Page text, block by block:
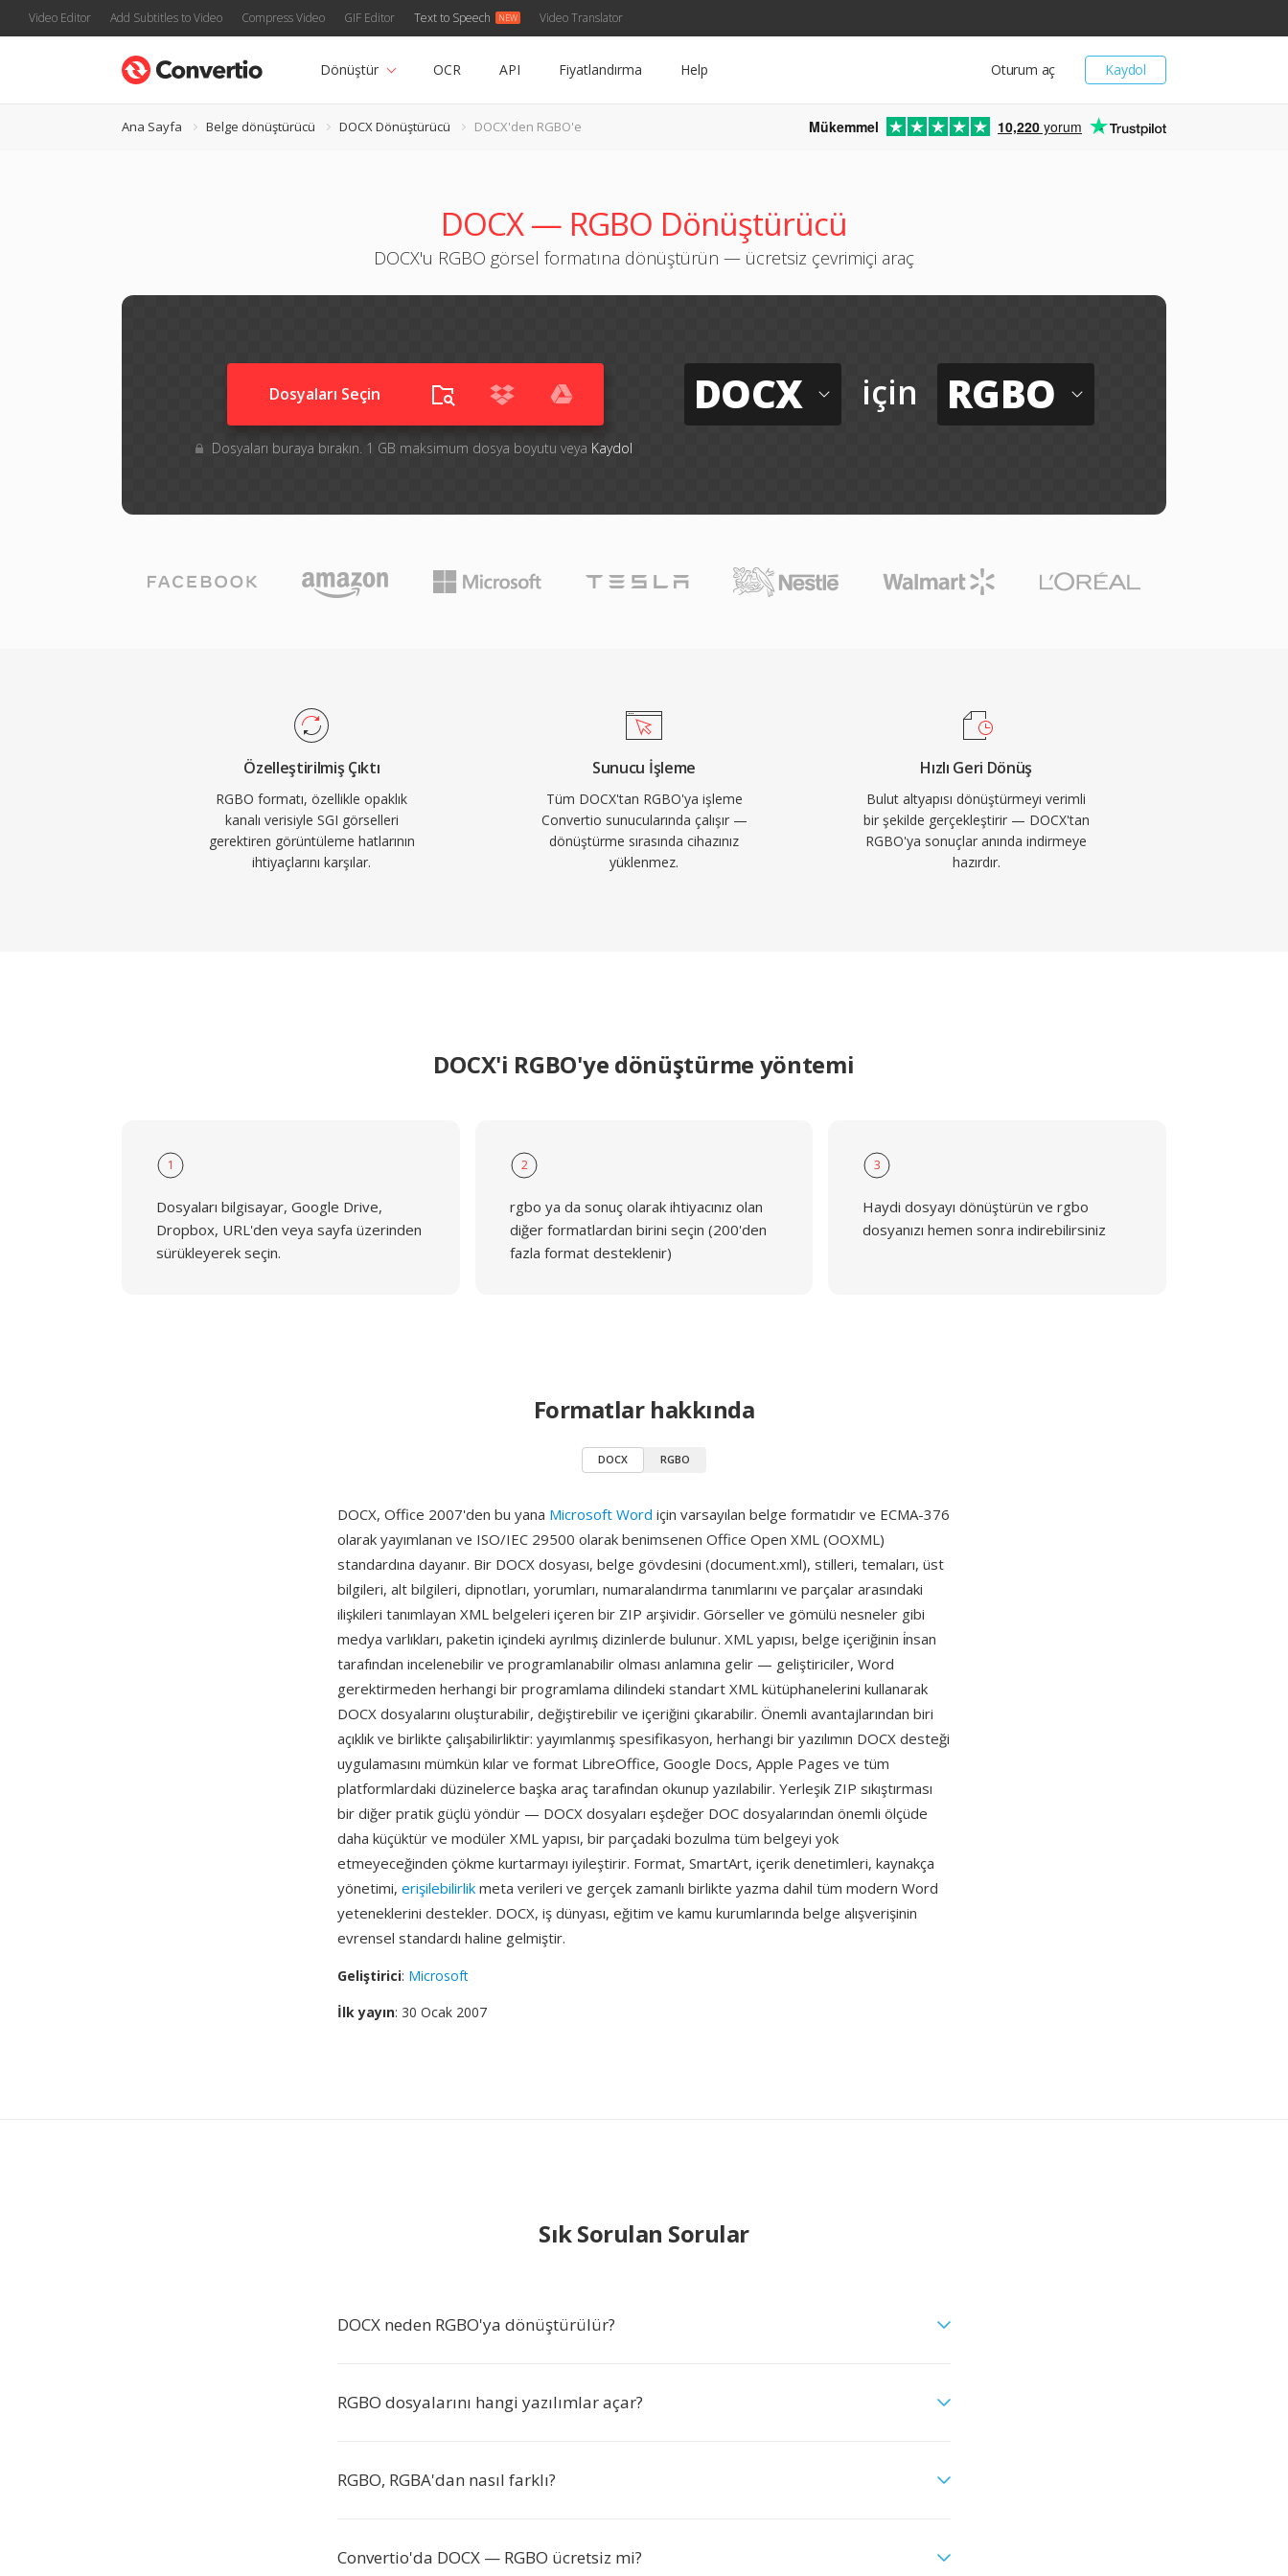
Video Editor Add Subtitles to Video Compress Video GIF Editor Text to Speech Video Translator
Kaydol
Oturum aç
Dönüştür OCR API Fiyatlandırma Help
Ana Sayfa Belge dönüştürücü DOCX Dönüştürücü DOCX'den RGBO'e Mükemmel 10,220 yorum
DOCX — RGBO Dönüştürücü
DOCX'u RGBO görsel formatına dönüştürün — ücretsiz çevrimiçi araç
Dosyaları Seçin
Dosyaları buraya bırakın. 1 GB maksimum dosya boyutu veya Kaydol
DOCX için RGBO
Özelleştirilmiş Çıktı
RGBO formatı, özellikle opaklık
kanalı verisiyle SGI görselleri
gerektiren görüntüleme hatlarının
ihtiyaçlarını karşılar.
Sunucu İşleme
Tüm DOCX'tan RGBO'ya işleme
Convertio sunucularında çalışır —
dönüştürme sırasında cihazınız
yüklenmez.
Hızlı Geri Dönüş
Bulut altyapısı dönüştürmeyi verimli
bir şekilde gerçekleştirir — DOCX'tan
RGBO'ya sonuçlar anında indirmeye
hazırdır.
DOCX'i RGBO'ye dönüştürme yöntemi
1
Dosyaları bilgisayar, Google Drive,
Dropbox, URL'den veya sayfa üzerinden
sürükleyerek seçin.
2
rgbo ya da sonuç olarak ihtiyacınız olan
diğer formatlardan birini seçin (200'den
fazla format desteklenir)
3
Haydi dosyayı dönüştürün ve rgbo
dosyanızı hemen sonra indirebilirsiniz
Formatlar hakkında
DOCX RGBO
DOCX, Office 2007'den bu yana Microsoft Word için varsayılan belge formatıdır ve ECMA-376
olarak yayımlanan ve ISO/IEC 29500 olarak benimsenen Office Open XML (OOXML)
standardına dayanır. Bir DOCX dosyası, belge gövdesini (document.xml), stilleri, temaları, üst
bilgileri, alt bilgileri, dipnotları, yorumları, numaralandırma tanımlarını ve parçalar arasındaki
ilişkileri tanımlayan XML belgeleri içeren bir ZIP arşividir. Görseller ve gömülü nesneler gibi
medya varlıkları, paketin içindeki ayrılmış dizinlerde bulunur. XML yapısı, belge içeriğinin i̇nsan
tarafından incelenebilir ve programlanabilir olması anlamına gelir — geliştiriciler, Word
gerektirmeden herhangi bir programlama dilindeki standart XML kütüphanelerini kullanarak
DOCX dosyalarını oluşturabilir, değiştirebilir ve içeriğini çıkarabilir. Önemli avantajlarından biri
açıklık ve birlikte çalışabilirliktir: yayımlanmış spesifikasyon, herhangi bir yazılımın DOCX desteği
uygulamasını mümkün kılar ve format LibreOffice, Google Docs, Apple Pages ve tüm
platformlardaki düzinelerce başka araç tarafından okunup yazılabilir. Yerleşik ZIP sıkıştırması
bir diğer pratik güçlü yöndür — DOCX dosyaları eşdeğer DOC dosyalarından önemli ölçüde
daha küçüktür ve modüler XML yapısı, bir parçadaki bozulma tüm belgeyi yok
etmeyeceğinden çökme kurtarmayı iyileştirir. Format, SmartArt, içerik denetimleri, kaynakça
yönetimi, erişilebilirlik meta verileri ve gerçek zamanlı birlikte yazma dahil tüm modern Word
yeteneklerini destekler. DOCX, iş dünyası, eğitim ve kamu kurumlarında belge alışverişinin
evrensel standardı haline gelmiştir.
Geliştirici: Microsoft
İlk yayın: 30 Ocak 2007
Sık Sorulan Sorular
DOCX neden RGBO'ya dönüştürülür?
RGBO dosyalarını hangi yazılımlar açar?
RGBO, RGBA'dan nasıl farklı?
Convertio'da DOCX — RGBO ücretsiz mi?